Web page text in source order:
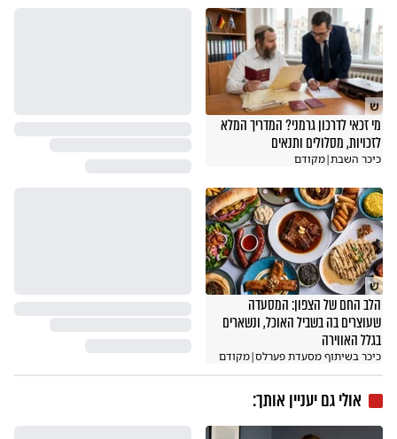
ש
מי זכאי לדרכון גרמני? המדריך המלא
לזכויות, מסלולים ותנאים
כיכר השבת|מקודם
ש
הלב החם של הצפון: המסעדה
שעוצרים בה בשביל האוכל, ונשארים
בגלל האווירה
כיכר בשיתוף מסעדת פערלס|מקודם
אולי גם יעניין אותך: